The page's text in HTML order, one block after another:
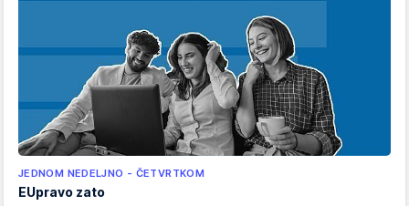
JEDNOM NEDELJNO - ČETVRTKOM
EUpravo zato